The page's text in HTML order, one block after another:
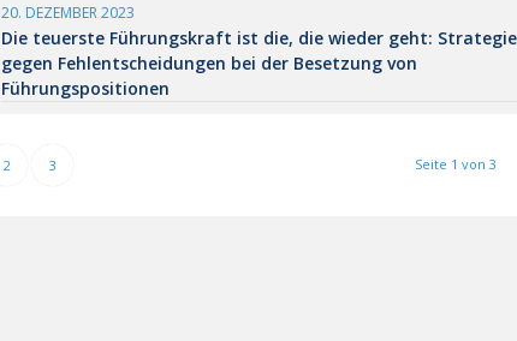
20. DEZEMBER 2023
Die teuerste Führungskraft ist die, die wieder geht:
gegen Fehlentscheidungen bei der Besetzung von
Führungspositionen
Seite 1 von 3
2 3